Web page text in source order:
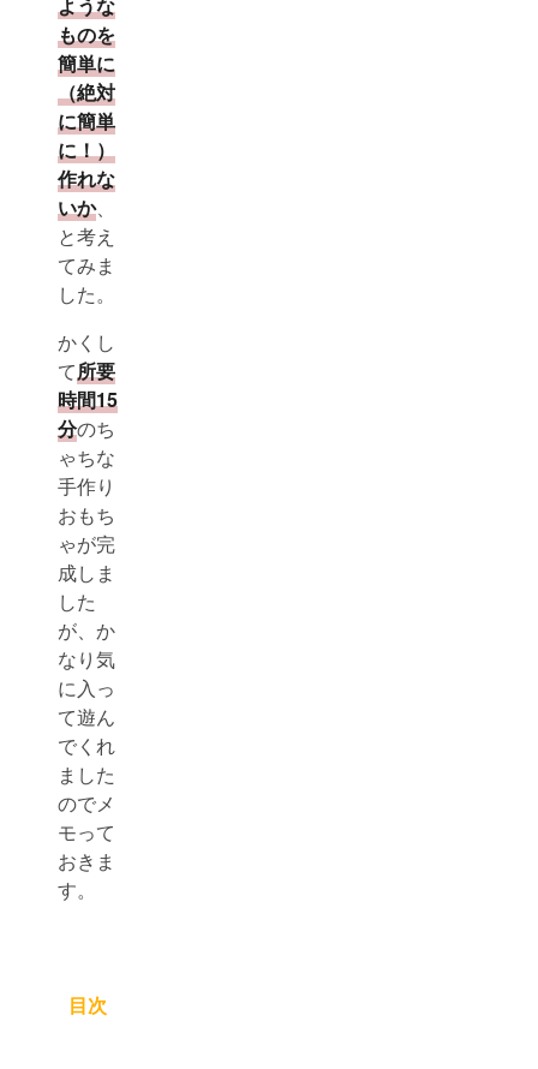
ような
ものを
簡単に
（絶対
に簡単
に！）
作れな
いか、
と考え
てみま
した。
かくし
て所要
時間15
分のち
ゃちな
手作り
おもち
ゃが完
成しま
した
が、か
なり気
に入っ
て遊ん
でくれ
ました
のでメ
モって
おきま
す。
目次